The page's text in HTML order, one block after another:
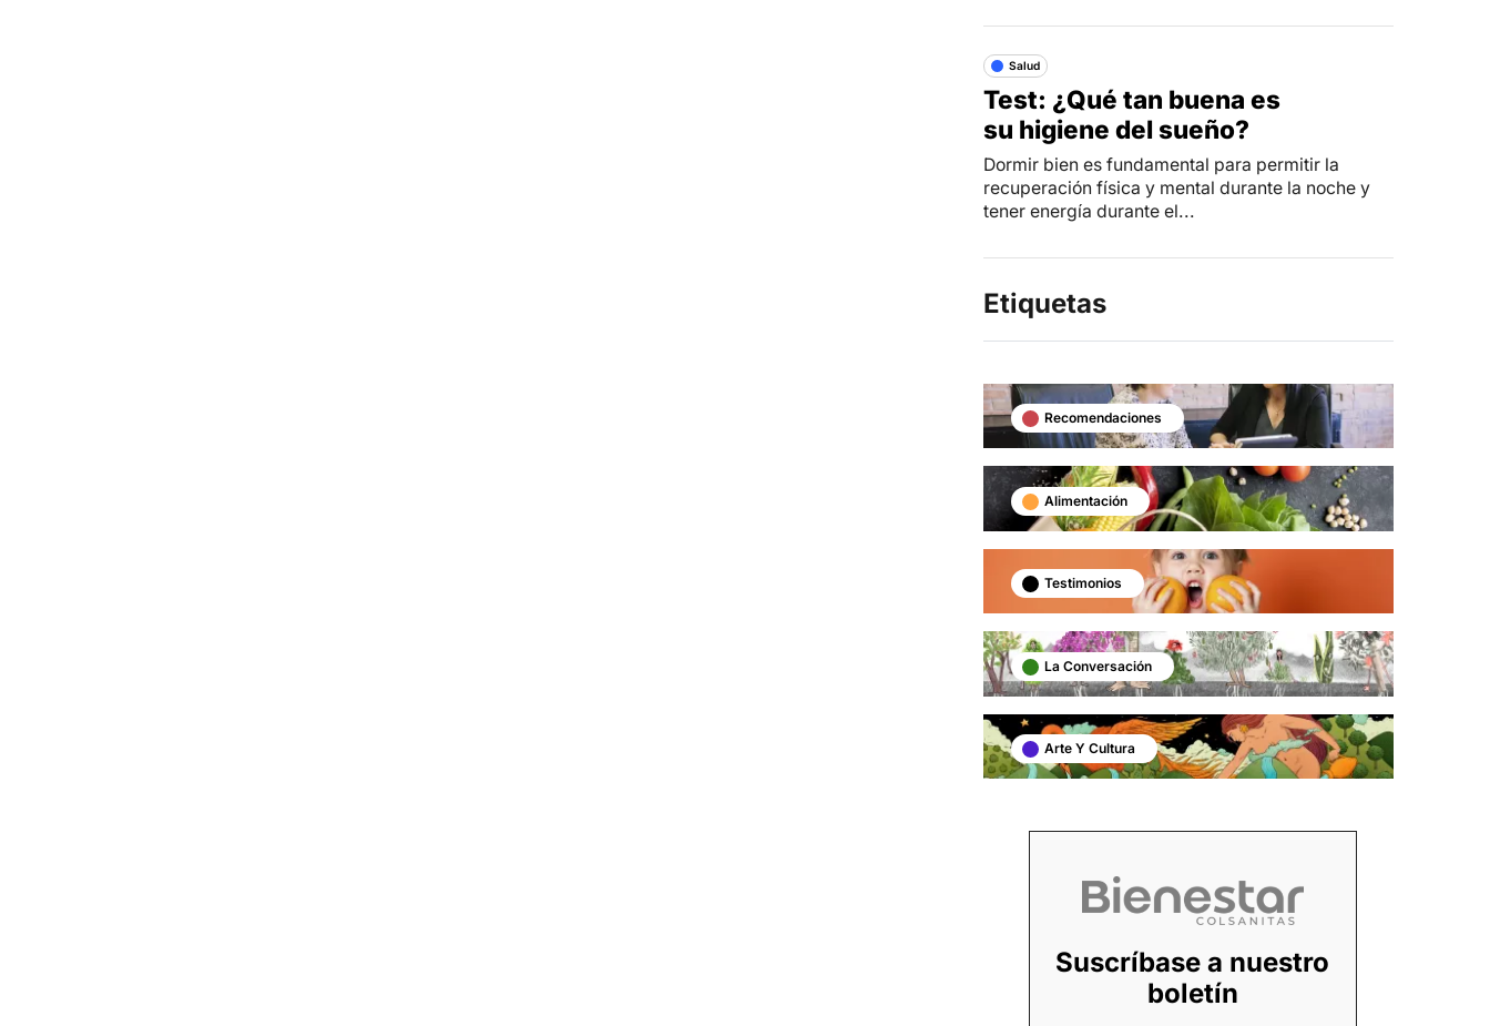
Salud
Test: ¿Qué tan buena es
su higiene del sueño?
Dormir bien es fundamental para permitir la
recuperación física y mental durante la noche y
tener energía durante el...
Etiquetas
Recomendaciones
Alimentación
Testimonios
La Conversación
Arte Y Cultura
Suscríbase a nuestro
boletín